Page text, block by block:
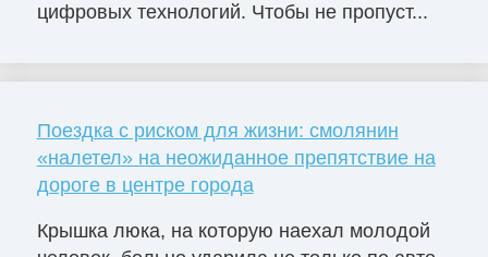
цифровых технологий. Чтобы не пропуст...
Поездка с риском для жизни: смолянин
«налетел» на неожиданное препятствие на
дороге в центре города
Крышка люка, на которую наехал молодой